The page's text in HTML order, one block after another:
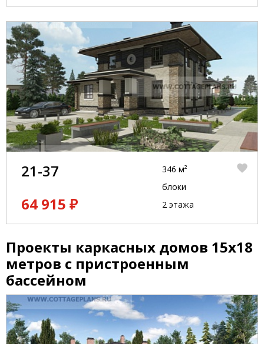
21-37
64 915 ₽
346 м²
блоки
2 этажа
Проекты каркасных домов 15x18
метров с пристроенным
бассейном